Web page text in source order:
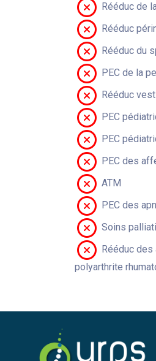
Rééduc de
Rééduc
Rééduc du
PEC de la
Rééduc
PEC
PEC
PEC des
ATM
PEC des
Soins
Rééduc
polyarthrite